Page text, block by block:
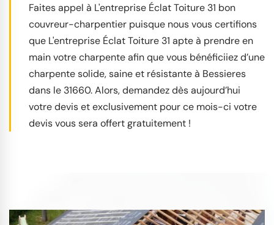
Faites appel à L'entreprise Éclat Toiture 31 bon
couvreur-charpentier puisque nous vous certifions
que L'entreprise Éclat Toiture 31 apte à prendre en
main votre charpente afin que vous bénéficiiez d’une
charpente solide, saine et résistante à Bessieres
dans le 31660. Alors, demandez dès aujourd’hui
votre devis et exclusivement pour ce mois-ci votre
devis vous sera offert gratuitement !